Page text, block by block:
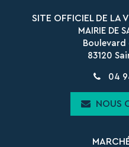
SITE OFFICIEL DE LA
MAIRIE DE
Boulevard
83120
04
NOUS